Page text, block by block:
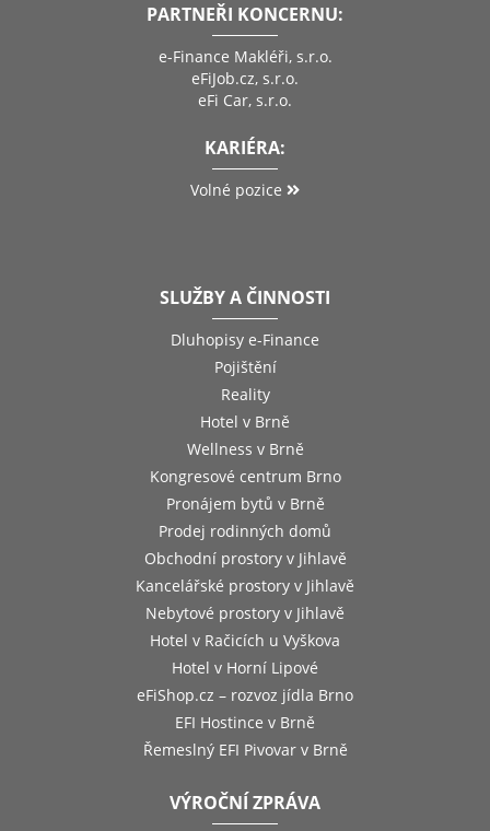
PARTNEŘI KONCERNU:
e-Finance Makléři, s.r.o.
eFiJob.cz, s.r.o.
eFi Car, s.r.o.
KARIÉRA:
Volné pozice
SLUŽBY A ČINNOSTI
Dluhopisy e-Finance
Pojištění
Reality
Hotel v Brně
Wellness v Brně
Kongresové centrum Brno
Pronájem bytů v Brně
Prodej rodinných domů
Obchodní prostory v Jihlavě
Kancelářské prostory v Jihlavě
Nebytové prostory v Jihlavě
Hotel v Račicích u Vyškova
Hotel v Horní Lipové
eFiShop.cz – rozvoz jídla Brno
EFI Hostince v Brně
Řemeslný EFI Pivovar v Brně
VÝROČNÍ ZPRÁVA